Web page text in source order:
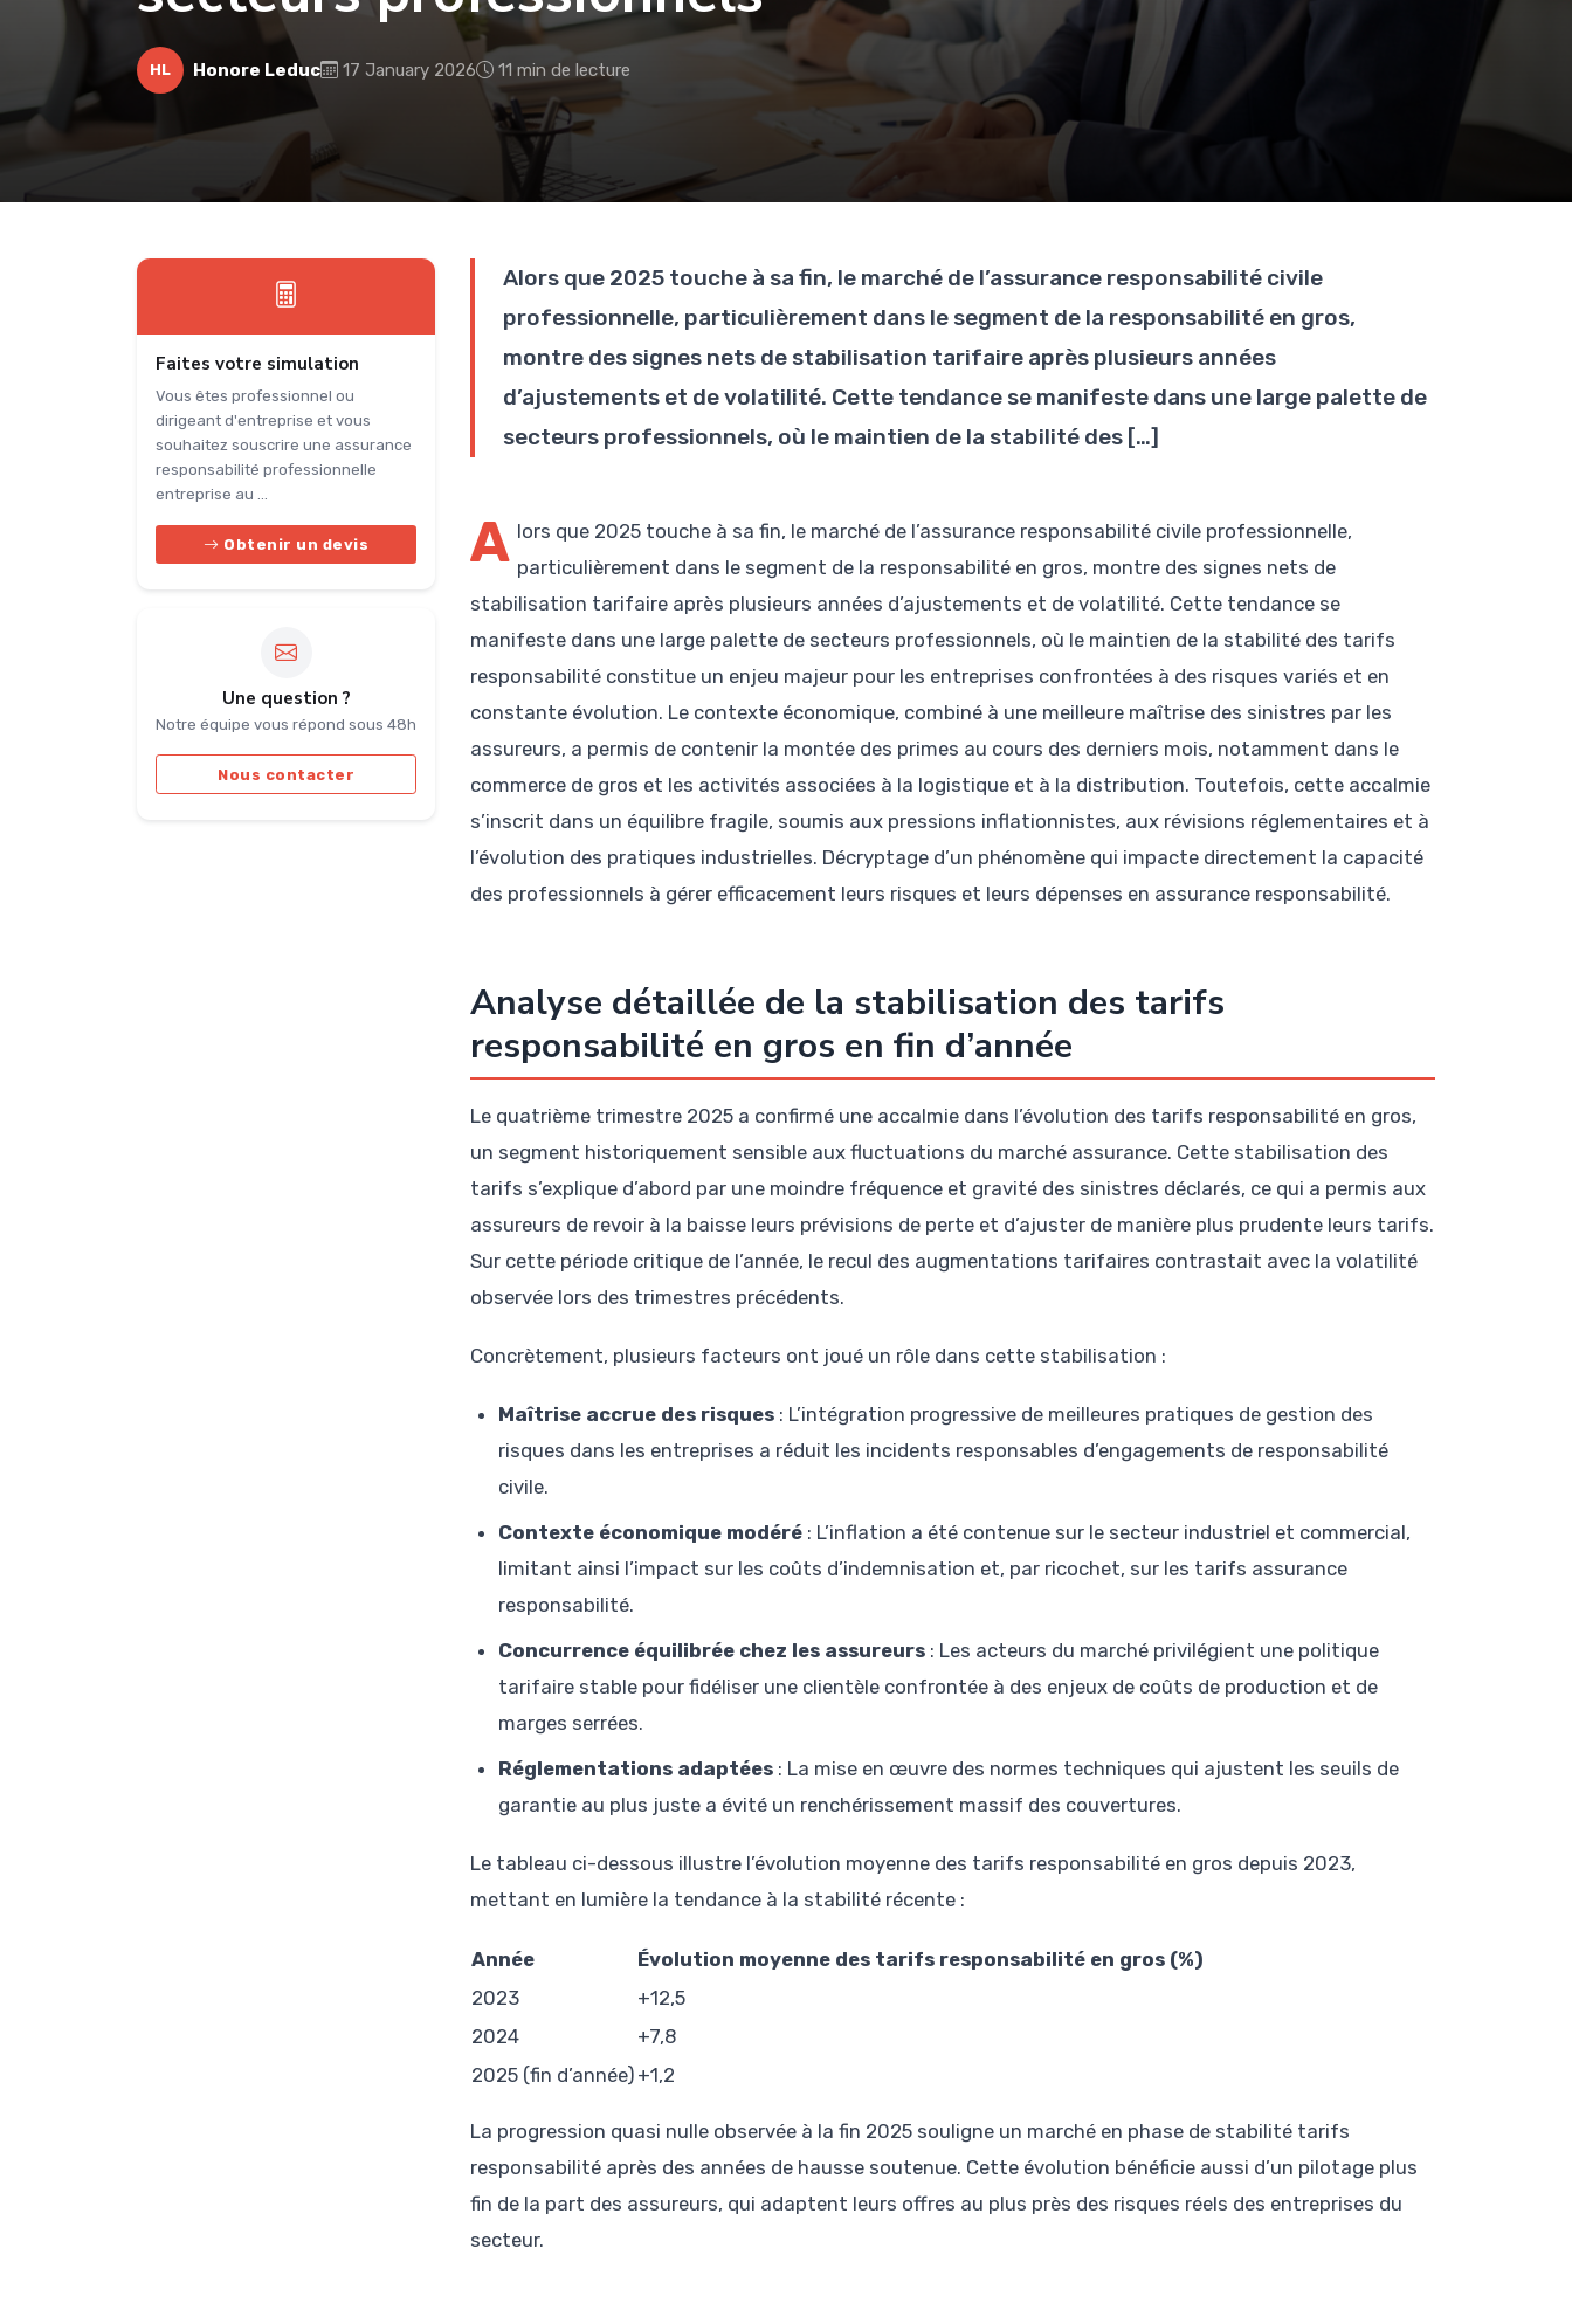
HL Honore Leduc 17 January 2026 11 min de lecture
Faites votre simulation
Vous êtes professionnel ou
dirigeant d'entreprise et vous
souhaitez souscrire une assurance
responsabilité professionnelle
entreprise au ...
Obtenir un devis
Une question ?
Notre équipe vous répond sous 48h
Nous contacter
Alors que 2025 touche à sa fin, le marché de l’assurance responsabilité civile
professionnelle, particulièrement dans le segment de la responsabilité en gros,
montre des signes nets de stabilisation tarifaire après plusieurs années
d’ajustements et de volatilité. Cette tendance se manifeste dans une large palette de
secteurs professionnels, où le maintien de la stabilité des […]
A lors que 2025 touche à sa fin, le marché de l’assurance responsabilité civile professionnelle,
particulièrement dans le segment de la responsabilité en gros, montre des signes nets de
stabilisation tarifaire après plusieurs années d’ajustements et de volatilité. Cette tendance se
manifeste dans une large palette de secteurs professionnels, où le maintien de la stabilité des tarifs
responsabilité constitue un enjeu majeur pour les entreprises confrontées à des risques variés et en
constante évolution. Le contexte économique, combiné à une meilleure maîtrise des sinistres par les
assureurs, a permis de contenir la montée des primes au cours des derniers mois, notamment dans le
commerce de gros et les activités associées à la logistique et à la distribution. Toutefois, cette accalmie
s’inscrit dans un équilibre fragile, soumis aux pressions inflationnistes, aux révisions réglementaires et à
l’évolution des pratiques industrielles. Décryptage d’un phénomène qui impacte directement la capacité
des professionnels à gérer efficacement leurs risques et leurs dépenses en assurance responsabilité.
Analyse détaillée de la stabilisation des tarifs
responsabilité en gros en fin d’année
Le quatrième trimestre 2025 a confirmé une accalmie dans l’évolution des tarifs responsabilité en gros,
un segment historiquement sensible aux fluctuations du marché assurance. Cette stabilisation des
tarifs s’explique d’abord par une moindre fréquence et gravité des sinistres déclarés, ce qui a permis aux
assureurs de revoir à la baisse leurs prévisions de perte et d’ajuster de manière plus prudente leurs tarifs.
Sur cette période critique de l’année, le recul des augmentations tarifaires contrastait avec la volatilité
observée lors des trimestres précédents.
Concrètement, plusieurs facteurs ont joué un rôle dans cette stabilisation :
Maîtrise accrue des risques : L’intégration progressive de meilleures pratiques de gestion des
risques dans les entreprises a réduit les incidents responsables d’engagements de responsabilité
civile.
Contexte économique modéré : L’inflation a été contenue sur le secteur industriel et commercial,
limitant ainsi l’impact sur les coûts d’indemnisation et, par ricochet, sur les tarifs assurance
responsabilité.
Concurrence équilibrée chez les assureurs : Les acteurs du marché privilégient une politique
tarifaire stable pour fidéliser une clientèle confrontée à des enjeux de coûts de production et de
marges serrées.
Réglementations adaptées : La mise en œuvre des normes techniques qui ajustent les seuils de
garantie au plus juste a évité un renchérissement massif des couvertures.
Le tableau ci-dessous illustre l’évolution moyenne des tarifs responsabilité en gros depuis 2023,
mettant en lumière la tendance à la stabilité récente :
Année
Évolution moyenne des tarifs responsabilité en gros (%)
2023
+12,5
2024
+7,8
2025 (fin d’année) +1,2
La progression quasi nulle observée à la fin 2025 souligne un marché en phase de stabilité tarifs
responsabilité après des années de hausse soutenue. Cette évolution bénéficie aussi d’un pilotage plus
fin de la part des assureurs, qui adaptent leurs offres au plus près des risques réels des entreprises du
secteur.